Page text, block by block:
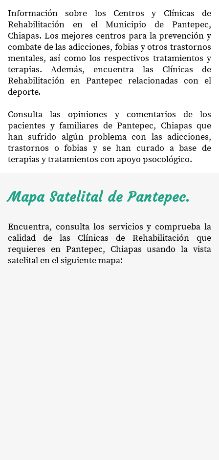
Información sobre los Centros y Clínicas de
Rehabilitación en el Municipio de Pantepec,
Chiapas. Los mejores centros para la prevención y
combate de las adicciones, fobias y otros trastornos
mentales, así como los respectivos tratamientos y
terapias. Además, encuentra las Clínicas de
Rehabilitación en Pantepec relacionadas con el
deporte.
Consulta las opiniones y comentarios de los
pacientes y familiares de Pantepec, Chiapas que
han sufrido algún problema con las adicciones,
trastornos o fobias y se han curado a base de
terapias y tratamientos con apoyo psocológico.
Mapa Satelital de Pantepec.
Encuentra, consulta los servicios y comprueba la
calidad de las Clínicas de Rehabilitación que
requieres en Pantepec, Chiapas usando la vista
satelital en el siguiente mapa: